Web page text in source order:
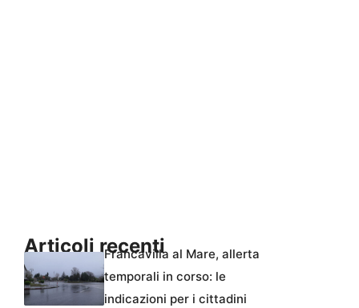
Articoli recentiFrancavilla al Mare, allerta
temporali in corso: le
indicazioni per i cittadini